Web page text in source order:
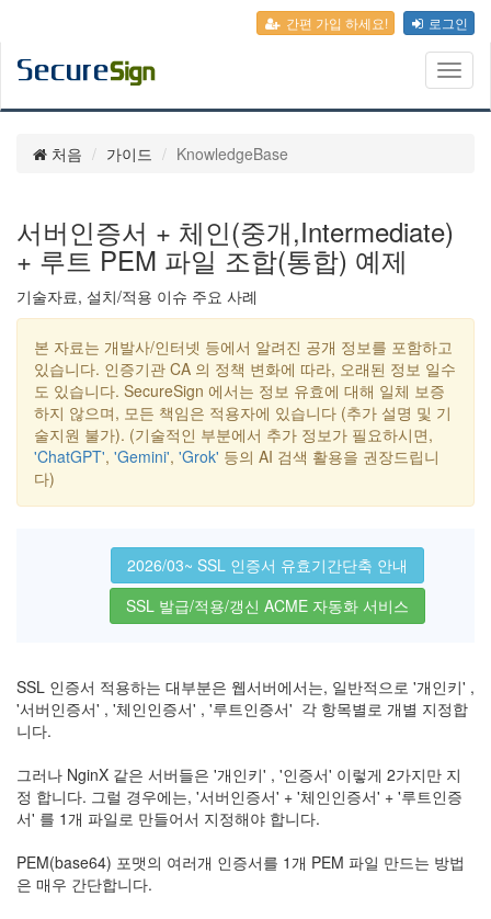
간편 가입 하세요! 로그인
처음 가이드 KnowledgeBase
서버인증서 + 체인(중개,Intermediate)
+ 루트 PEM 파일 조합(통합) 예제
기술자료, 설치/적용 이슈 주요 사례
본 자료는 개발사/인터넷 등에서 알려진 공개 정보를 포함하고
있습니다. 인증기관 CA 의 정책 변화에 따라, 오래된 정보 일수
도 있습니다. SecureSign 에서는 정보 유효에 대해 일체 보증
하지 않으며, 모든 책임은 적용자에 있습니다 (추가 설명 및 기
술지원 불가). (기술적인 부분에서 추가 정보가 필요하시면,
'ChatGPT', 'Gemini', 'Grok' 등의 AI 검색 활용을 권장드립니
다)
2026/03~ SSL 인증서 유효기간단축 안내
SSL 발급/적용/갱신 ACME 자동화 서비스
SSL 인증서 적용하는 대부분은 웹서버에서는, 일반적으로 '개인키' ,
'서버인증서' , '체인인증서' , '루트인증서' 각 항목별로 개별 지정합
니다.
그러나 NginX 같은 서버들은 '개인키' , '인증서' 이렇게 2가지만 지
정 합니다. 그럴 경우에는, '서버인증서' + '체인인증서' + '루트인증
서' 를 1개 파일로 만들어서 지정해야 합니다.
PEM(base64) 포맷의 여러개 인증서를 1개 PEM 파일 만드는 방법
은 매우 간단합니다.